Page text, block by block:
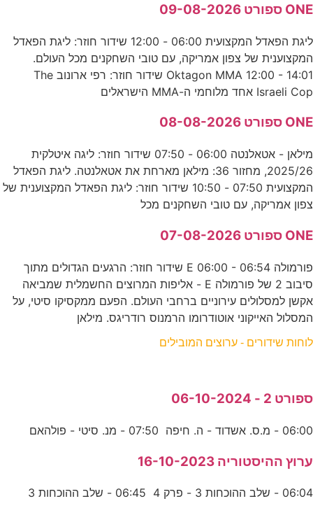
ONE ספורט 09-08-2026
ליגת הפאדל המקצועית 06:00 - 12:00 שידור חוזר: ליגת הפאדל
המקצוענית של צפון אמריקה, עם טובי השחקנים מכל העולם.
Oktagon MMA 12:00 - 14:01 שידור חוזר: רפי ארונוב The
Israeli Cop אחד מלוחמי ה-MMA הישראלים
ONE ספורט 08-08-2026
מילאן - אטאלנטה 06:00 - 07:50 שידור חוזר: ליגה איטלקית
2025/26, מחזור 36: מילאן מארחת את אטאלנטה. ליגת הפאדל
המקצועית 07:50 - 10:50 שידור חוזר: ליגת הפאדל המקצוענית של
צפון אמריקה, עם טובי השחקנים מכל
ONE ספורט 07-08-2026
פורמולה E 06:00 - 06:54 שידור חוזר: הרגעים הגדולים מתוך
סיבוב 2 של פורמולה E - אליפות המרוצים החשמלית שמביאה
אקשן למסלולים עירוניים ברחבי העולם. הפעם ממקסיקו סיטי, על
המסלול האייקוני אוטודרומו הרמנוס רודריגס. מילאן
לוחות שידורים - ערוצים המובילים
ספורט 2 - 06-10-2024
06:00 - מ.ס. אשדוד - ה. חיפה 07:50 - מנ. סיטי - פולהאם
ערוץ ההיסטוריה 16-10-2023
06:04 - שלב ההוכחות 3 - פרק 4 06:45 - שלב ההוכחות 3